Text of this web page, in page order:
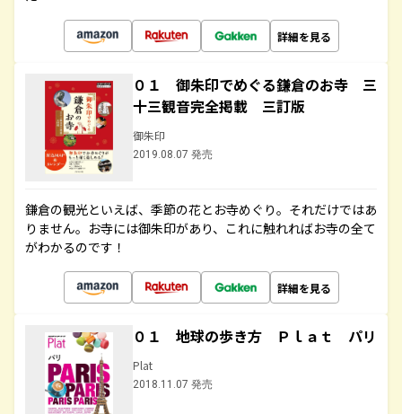
詳細を見る
０１ 御朱印でめぐる鎌倉のお寺 三
十三観音完全掲載 三訂版
御朱印
2019.08.07 発売
鎌倉の観光といえば、季節の花とお寺めぐり。それだけではあ
りません。お寺には御朱印があり、これに触れればお寺の全て
がわかるのです！
詳細を見る
０１ 地球の歩き方 Ｐｌａｔ パリ
Plat
2018.11.07 発売